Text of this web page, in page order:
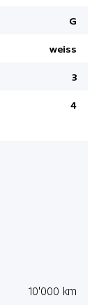
G
weiss
3
4
10'000 km